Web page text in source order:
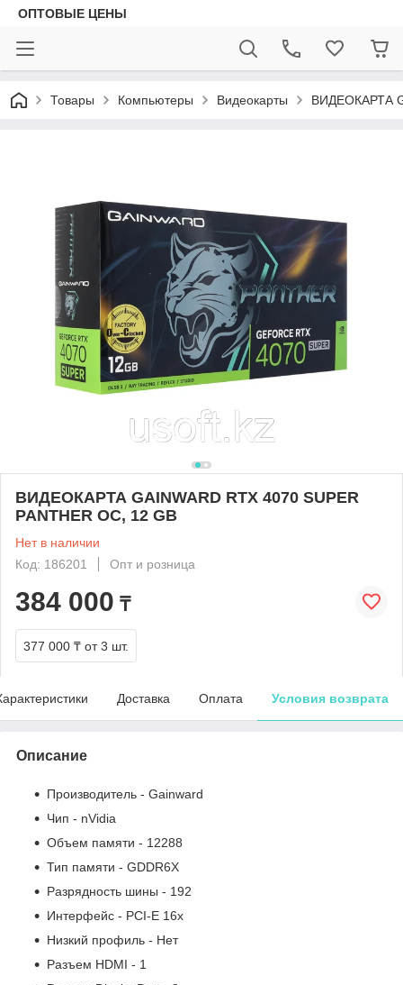
ОПТОВЫЕ ЦЕНЫ
Товары Компьютеры Видеокарты ВИДЕОКАРТА
ВИДЕОКАРТА GAINWARD RTX 4070 SUPER
PANTHER OC, 12 GB
Нет в наличии
Код: 186201
Опт и розница
384 000 ₸
377 000 ₸ от 3 шт.
Доставка Оплата Условия возврата
Описание
Производитель - Gainward
Чип - nVidia
Объем памяти - 12288
Тип памяти - GDDR6X
Разрядность шины - 192
Интерфейс - PCI-E 16x
Низкий профиль - Нет
Разъем HDMI - 1